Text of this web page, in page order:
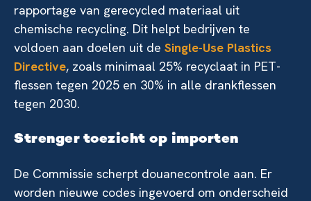
rapportage van gerecycled materiaal uit
chemische recycling. Dit helpt bedrijven te
voldoen aan doelen uit de Single-Use Plastics
Directive, zoals minimaal 25% recyclaat in PET-
flessen tegen 2025 en 30% in alle drankflessen
tegen 2030.
Strenger toezicht op importen
De Commissie scherpt douanecontrole aan. Er
worden nieuwe codes ingevoerd om onderscheid